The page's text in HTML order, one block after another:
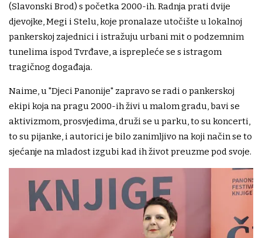
(Slavonski Brod) s početka 2000-ih. Radnja prati dvije
djevojke, Megi i Stelu, koje pronalaze utočište u lokalnoj
pankerskoj zajednici i istražuju urbani mit o podzemnim
tunelima ispod Tvrđave, a isprepleće se s istragom
tragičnog događaja.
Naime, u "Djeci Panonije" zapravo se radi o pankerskoj
ekipi koja na pragu 2000-ih živi u malom gradu, bavi se
aktivizmom, prosvjedima, druži se u parku, to su koncerti,
to su pijanke, i autorici je bilo zanimljivo na koji način se to
sjećanje na mladost izgubi kad ih život preuzme pod svoje.